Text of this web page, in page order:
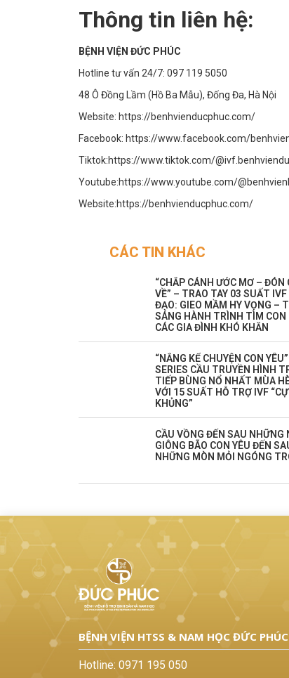
Thông tin liên hệ:
BỆNH VIỆN ĐỨC PHÚC
Hotline tư vấn 24/7: 097 119 5050
48 Ô Đồng Lầm (Hồ Ba Mẫu), Đống Đa, Hà Nội
Website: https://benhvienducphuc.com/
Facebook: https://www.facebook.com/
Tiktok:https://www.tiktok.com/
Youtube:https://www.youtube.com/
Website:https://benhvienducphuc.com/
CÁC TIN KHÁC
“CHẮP CÁNH ƯỚC MƠ – ĐÓN
VỀ” – TRAO TAY 03 SUẤT IVF
ĐẠO: GIEO MẦM HY VỌNG –
SÁNG HÀNH TRÌNH TÌM CON
CÁC GIA ĐÌNH KHÓ KHĂN
“NẮNG KỂ CHUYỆN CON
SERIES CẦU TRUYỀN HÌNH
TIẾP BÙNG NỔ NHẤT MÙA
VỚI 15 SUẤT HỖ TRỢ IVF
KHỦNG”
CẦU VỒNG ĐẾN SAU NHỮNG
GIÔNG BÃO CON YÊU ĐẾN
NHỮNG MÒN MỎI NGÓNG
BỆNH VIỆN HTSS & NAM HỌC ĐỨC PHÚC
Hotline: 0971 195 050